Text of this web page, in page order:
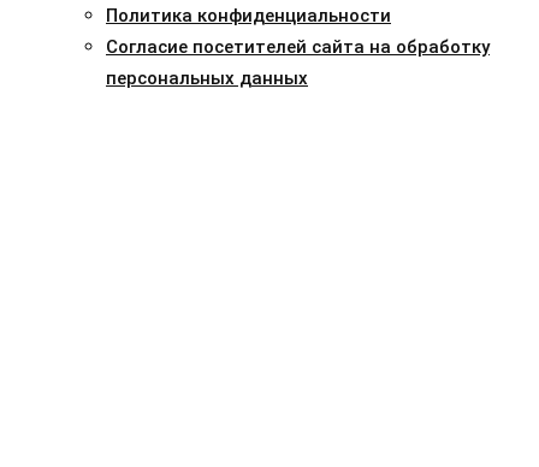
Политика конфиденциальности
Согласие посетителей сайта на обработку
персональных данных